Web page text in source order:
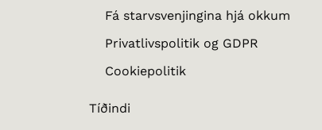
Fá starvsvenjingina hjá okkum
Privatlivspolitik og GDPR
Cookiepolitik
Tíðindi